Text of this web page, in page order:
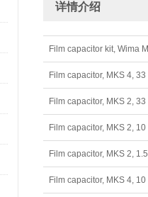
详情介绍
Film capacitor kit, Wima
Film capacitor, MKS 4,
Film capacitor, MKS 2,
Film capacitor, MKS 2,
Film capacitor, MKS 2,
Film capacitor, MKS 4,